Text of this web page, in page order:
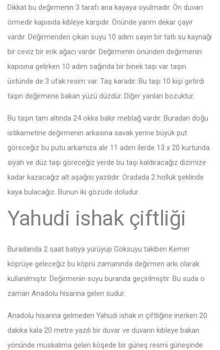
Dikkat bu değirmenin 3 tarafı ana kayaya oyulmadır. Ön duvarı
örmedir kapısıda kıbleye karşıdır. Önünde yarım dekar çayır
vardır. Değirmenden çıkan suyu 10 adım sayın bir tatlı su kaynağı
bir ceviz bir erik ağacı vardır. Değirmenin önünden değirmenin
kapısına gelirken 10 adım sağında bir binek taşı var taşın
üstünde de 3 ufak resim var. Taş karadır. Bu taşı 10 kişi getirdi
taşın değirmene bakan yüzü düzdür. Diğer yanları bozuktur.
Bu taşın tam altında 24 okka bakır meblağ vardır. Buradan doğu
istikametine değirmenin arkasına savak yerine büyük put
göreceğiz bu putu arkamıza alır 11 adım ilerde 13 x 20 kurtunda
siyah ve düz taşı göreceğiz yerde bu taşı kaldıracağız dizimize
kadar kazacağız alt aşağısı yazılıdır. Oradada 2 holluk şeklinde
kaya bulacağız. Bunun iki gözüde doludur.
Yahudi ishak çiftliği
Buradanda 2 saat batıya yürüyüp Göksuyu takiben Kemer
köprüye geleceğiz bu köprü zamanında değirmen arkı olarak
kullanılmıştır. Değirmenin suyu buranda geçirilmiştir. Bu suda o
zaman Anadolu hisarına gelen sudur.
Anadolu hisarına gelmeden Yahudi ishak ın çiftliğine inerken 20
dakika kala 20 metre yazılı bir duvar ve duvarın kıbleye bakan
yönünde muskalıma gelen köşede bir güneş resmi güneşinde